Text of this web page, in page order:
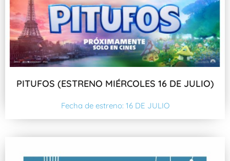
PITUFOS (ESTRENO MIÉRCOLES 16 DE JULIO)
Fecha de estreno: 16 DE JULIO